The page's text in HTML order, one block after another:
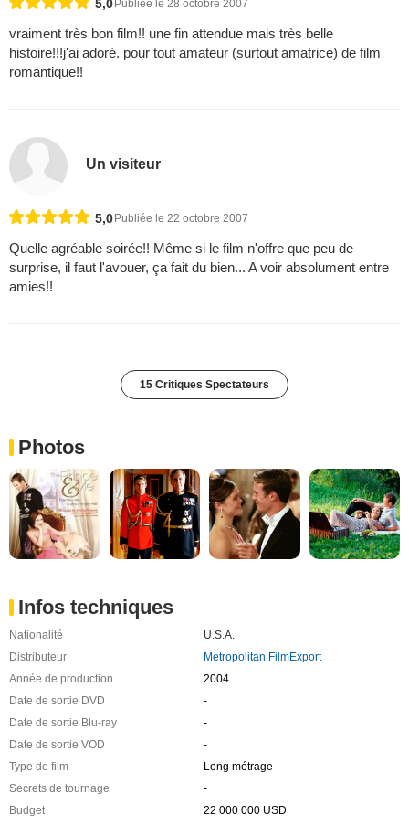
5,0 Publiée le 28 octobre 2007
vraiment très bon film!! une fin attendue mais très belle
histoire!!!j'ai adoré. pour tout amateur (surtout amatrice) de film
romantique!!
Un visiteur
5,0 Publiée le 22 octobre 2007
Quelle agréable soirée!! Même si le film n'offre que peu de
surprise, il faut l'avouer, ça fait du bien... A voir absolument entre
amies!!
15 Critiques Spectateurs
Photos
Infos techniques
Nationalité
U.S.A.
Distributeur
Metropolitan FilmExport
Année de production
2004
Date de sortie DVD
-
Date de sortie Blu-ray
-
Date de sortie VOD
-
Type de film
Long métrage
Secrets de tournage
-
Budget
22 000 000 USD